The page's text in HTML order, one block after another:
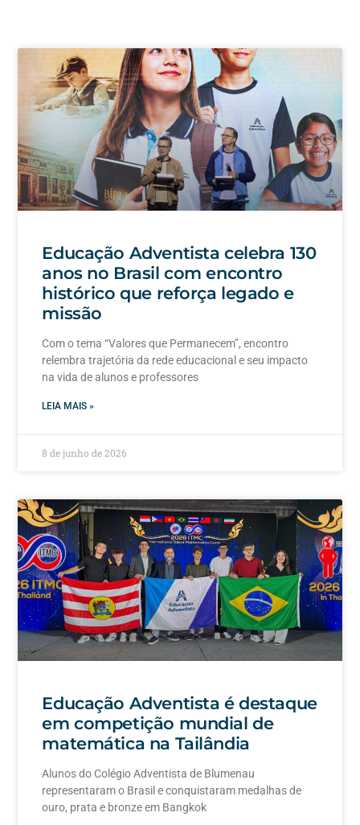
Educação Adventista celebra 130
anos no Brasil com encontro
histórico que reforça legado e
missão
Com o tema “Valores que Permanecem”, encontro
relembra trajetória da rede educacional e seu impacto
na vida de alunos e professores
LEIA MAIS »
8 de junho de 2026
Educação Adventista é destaque
em competição mundial de
matemática na Tailândia
Alunos do Colégio Adventista de Blumenau
representaram o Brasil e conquistaram medalhas de
ouro, prata e bronze em Bangkok